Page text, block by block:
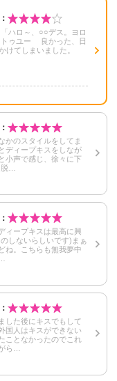
ハロ～、○○デス。ヨロ
ゥユー 良かった、日
けてしまいました。
かのスタイルをしてま
ディープキスをしなが
小声で感じ、徐々に下
…
ィープキスは最高に興
しないらしいです)まぁ
ね。こちらも無我夢中
した後にキスでもして
国人はキスができない
ことなかったのでこれ
ら…